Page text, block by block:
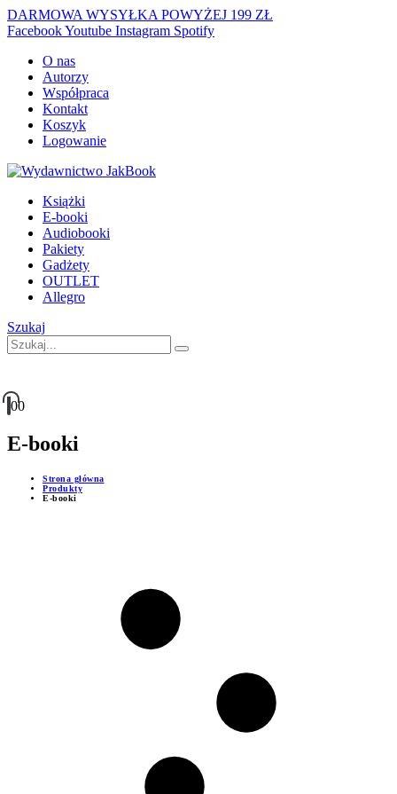
DARMOWA WYSYŁKA POWYŻEJ 199 ZŁ
FacebookYoutube Instagram Spotify
O nas
Autorzy
Współpraca
Kontakt
Koszyk
Logowanie
Książki
E-booki
Audiobooki
Pakiety
Gadżety
OUTLET
Allegro
Szukaj
00
E-booki
Strona główna
Produkty
E-booki